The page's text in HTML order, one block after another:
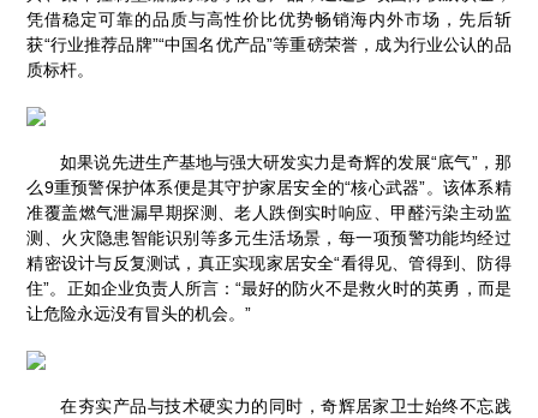
凭借稳定可靠的品质与高性价比优势畅销海内外市场，先后斩
获“行业推荐品牌”“中国名优产品”等重磅荣誉，成为行业公认的品
质标杆。
如果说先进生产基地与强大研发实力是奇辉的发展“底气”，那
么9重预警保护体系便是其守护家居安全的“核心武器”。该体系精
准覆盖燃气泄漏早期探测、老人跌倒实时响应、甲醛污染主动监
测、火灾隐患智能识别等多元生活场景，每一项预警功能均经过
精密设计与反复测试，真正实现家居安全“看得见、管得到、防得
住”。正如企业负责人所言：“最好的防火不是救火时的英勇，而是
让危险永远没有冒头的机会。”
在夯实产品与技术硬实力的同时，奇辉居家卫士始终不忘践